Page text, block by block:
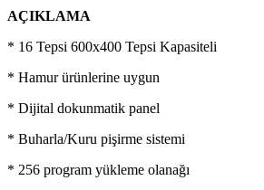
AÇIKLAMA
* 16 Tepsi 600x400 Tepsi Kapasiteli
* Hamur ürünlerine uygun
* Dijital dokunmatik panel
* Buharla/Kuru pişirme sistemi
* 256 program yükleme olanağı